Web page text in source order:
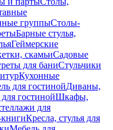
группыСтолы-
Барные стулья,
Геймерские
скамьиСадовые
для баниСтульчики
Кухонные
для гостинойДиваны,
гостинойШкафы,
для
Кресла, стулья для